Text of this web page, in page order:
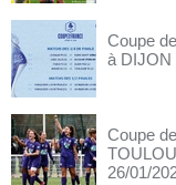
Coupe
à DIJON
Coupe
26/01/